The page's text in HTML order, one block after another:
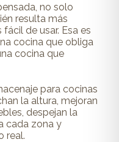
no solo
resulta más
de usar. Esa es
cocina que obliga
cocina que
para cocinas
la altura, mejoran
despejan la
cada zona y
real.